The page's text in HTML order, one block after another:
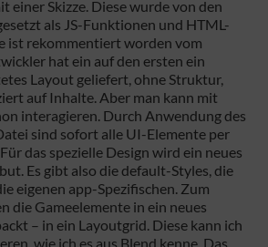
einer Skizze. Diese wurde von den
als JS-Funktionen und HTML-
ist rekommentiert worden vom
hat ein auf den ersten ein
Layout geliefert, ohne Struktur,
auf Inhalte. Aber man kann mit
interagieren. Durch Anwendung des
sind sofort alle UI-Elemente per
das spezielle Design wird ein neues
Es gibt also die default-Styles, die
eigenen app-Spezifischen. Zum
die Gameelemente in ein neues
– in ein Layoutgrid. Diese kann ich
wie ich es aus Blend kenne. Das